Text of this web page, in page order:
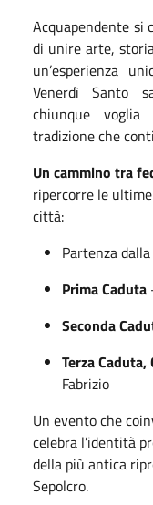
Acquapendente si
di unire arte,
un’esperienza
Venerdì Santo
chiunque
tradizione che
Un cammino tra
ripercorre le
città:
Partenza dalla
Prima Caduta
Seconda
Terza
Fabrizio
Un evento che
celebra l’identità
della più antica
Sepolcro.